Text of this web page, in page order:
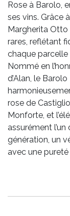
Rose à Barolo,
ses vins. Grâce
Margherita
rares, reflétant
chaque
Nommé en
d’Alan, le
rose de
Monforte, et
assurément
génération, un
avec une